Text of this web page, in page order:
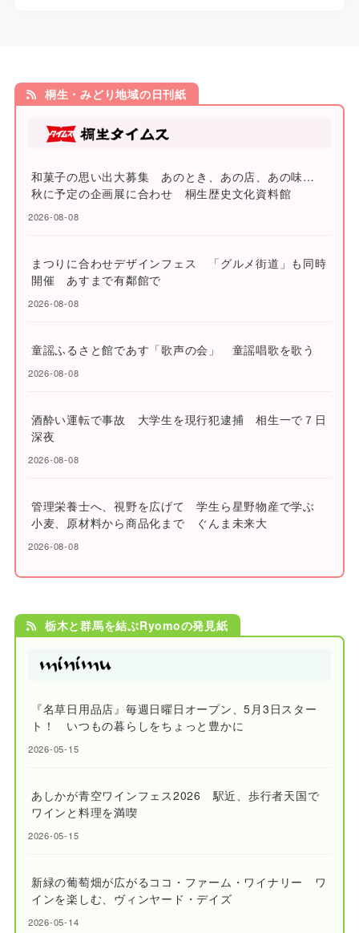
桐生・みどり地域の日刊紙
和菓子の思い出大募集 あのとき、あの店、あの味…
秋に予定の企画展に合わせ 桐生歴史文化資料館
2026-08-08
まつりに合わせデザインフェス 「グルメ街道」も同時
開催 あすまで有鄰館で
2026-08-08
童謡ふるさと館であす「歌声の会」 童謡唱歌を歌う
2026-08-08
酒酔い運転で事故 大学生を現行犯逮捕 相生一で７日
深夜
2026-08-08
管理栄養士へ、視野を広げて 学生ら星野物産で学ぶ
小麦、原材料から商品化まで ぐんま未来大
2026-08-08
栃木と群馬を結ぶRyomoの発見紙
『名草日用品店』毎週日曜日オープン、5月3日スター
ト！ いつもの暮らしをちょっと豊かに
2026-05-15
あしかが青空ワインフェス2026 駅近、歩行者天国で
ワインと料理を満喫
2026-05-15
新緑の葡萄畑が広がるココ・ファーム・ワイナリー ワ
インを楽しむ、ヴィンヤード・デイズ
2026-05-14